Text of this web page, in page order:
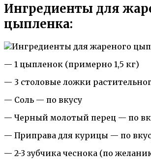
Ингредиенты для
цыпленка:
— 1 цыпленок (примерно 1,5 кг)
— 3 столовые ложки
— Соль — по вкусу
— Черный молотый перец — по
— Приправа для курицы — по
— 2-3 зубчика чеснока (по